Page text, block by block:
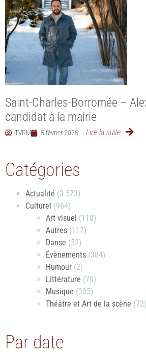
Saint-Charles-Borromée –
candidat à la mairie
TVRM 5 février 2025 Lire la suite
Catégories
Actualité (3 573)
Culturel (964)
Art visuel (110)
Autres (117)
Danse (52)
Évènements (384)
Humour (2)
Littérature (70)
Musique (305)
Théâtre et Art de la scène (72)
Par date